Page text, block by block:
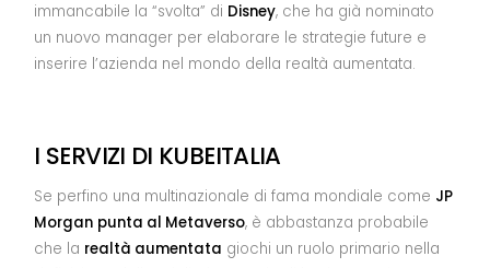
immancabile la “svolta” di Disney, che ha già nominato
un nuovo manager per elaborare le strategie future e
inserire l’azienda nel mondo della realtà aumentata.
I SERVIZI DI KUBEITALIA
Se perfino una multinazionale di fama mondiale come JP
Morgan punta al Metaverso, è abbastanza probabile
che la realtà aumentata giochi un ruolo primario nella